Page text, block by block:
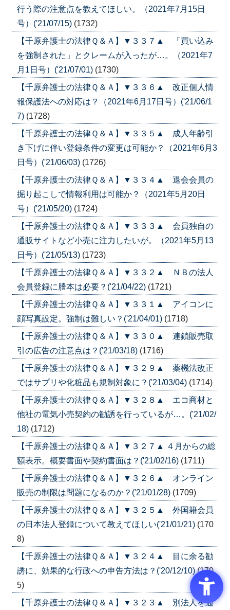
行う際の注意点を教えてほしい。（2021年7月15日
号）('21/07/15) (1732)
【千原弁護士の法律Ｑ＆Ａ】▼３３７▲ 「買い込み
を強制された」とクレームが入ったが…。（2021年7
月1日号）('21/07/01) (1730)
【千原弁護士の法律Ｑ＆Ａ】▼３３６▲ 改正個人情
報保護法への対応は？（2021年6月17日号）('21/06/1
7) (1728)
【千原弁護士の法律Ｑ＆Ａ】▼３３５▲ 成人年齢引
き下げに伴い登録条件の変更は可能か？（2021年6月3
日号）('21/06/03) (1726)
【千原弁護士の法律Ｑ＆Ａ】▼３３４▲ 退会会員の
掘り起こしで情報利用は可能か？（2021年5月20日
号）('21/05/20) (1724)
【千原弁護士の法律Ｑ＆Ａ】▼３３３▲ 会員独自の
通販サイトなど小売に注力したいが。（2021年5月13
日号）('21/05/13) (1723)
【千原弁護士の法律Ｑ＆Ａ】▼３３２▲ ＮＢの法人
会員登録に謄本は必要？('21/04/22) (1721)
【千原弁護士の法律Ｑ＆Ａ】▼３３１▲ アイコンに
顔写真設定。強制は難しい？('21/04/01) (1718)
【千原弁護士の法律Ｑ＆Ａ】▼３３０▲ 連鎖販売取
引の広告の注意点は？('21/03/18) (1716)
【千原弁護士の法律Ｑ＆Ａ】▼３２９▲ 薬機法改正
ではサプリや化粧品も規制対象に？('21/03/04) (1714)
【千原弁護士の法律Ｑ＆Ａ】▼３２８▲ エコ商材と
他社の電気小売契約の勧誘を行っているが…。('21/02/
18) (1712)
【千原弁護士の法律Ｑ＆Ａ】▼３２７▲ ４月からの総
額表示。概要書面や契約書面は？('21/02/16) (1711)
【千原弁護士の法律Ｑ＆Ａ】▼３２６▲ オンライン
販売の制限は問題になるのか？('21/01/28) (1709)
【千原弁護士の法律Ｑ＆Ａ】▼３２５▲ 外国籍会員
の日本法人登録について教えてほしい('21/01/21) (170
8)
【千原弁護士の法律Ｑ＆Ａ】▼３２４▲ 目に余る勧
誘に、効果的な行政への申告方法は？('20/12/10)(170
5)
【千原弁護士の法律Ｑ＆Ａ】▼３２３▲ 別法人を通